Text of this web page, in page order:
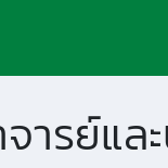
ารย์แ